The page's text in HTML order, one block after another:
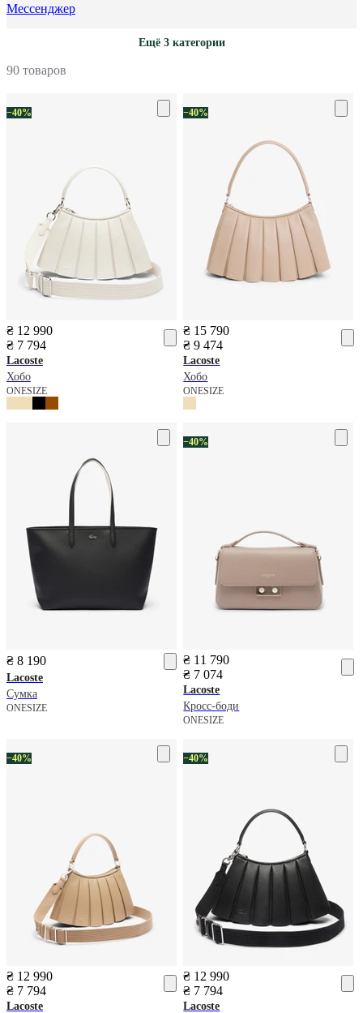
Мессенджер
Ещё 3 категории
90 товаров
−40%
₴ 12 990
₴ 7 794
Lacoste
Хобо
ONESIZE
−40%
₴ 15 790
₴ 9 474
Lacoste
Хобо
ONESIZE
₴ 8 190
Lacoste
Сумка
ONESIZE
−40%
₴ 11 790
₴ 7 074
Lacoste
Кросс-боди
ONESIZE
−40%
₴ 12 990
₴ 7 794
Lacoste
−40%
₴ 12 990
₴ 7 794
Lacoste